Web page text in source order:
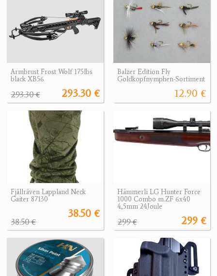
Armbrust Frost Wolf 175lbs
black XB56
293.30 €
293.30 €
Balzer Edition Fly
Goldkopfnymphen-Sortiment
12.90 €
Fjällräven Lappland Neck
Gaiter 87130
38.50 €
38.50 €
Hämmerli LG Hunter Force
1000 Combo m.ZF 6x40
4,5mm 24Joule
299 €
299 €